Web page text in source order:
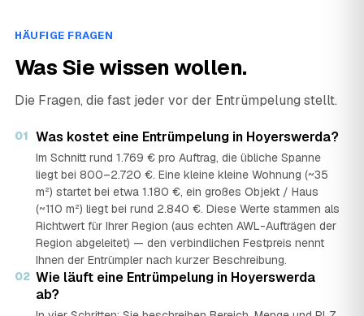
HÄUFIGE FRAGEN
Was Sie wissen wollen.
Die Fragen, die fast jeder vor der Entrümpelung stellt.
01 Was kostet eine Entrümpelung in Hoyerswerda?
Im Schnitt rund 1.769 € pro Auftrag, die übliche Spanne
liegt bei 800–2.720 €. Eine kleine kleine Wohnung (~35
m²) startet bei etwa 1.180 €, ein großes Objekt / Haus
(~110 m²) liegt bei rund 2.840 €. Diese Werte stammen als
Richtwert für Ihrer Region (aus echten AWL-Aufträgen der
Region abgeleitet) — den verbindlichen Festpreis nennt
Ihnen der Entrümpler nach kurzer Beschreibung.
02 Wie läuft eine Entrümpelung in Hoyerswerda
ab?